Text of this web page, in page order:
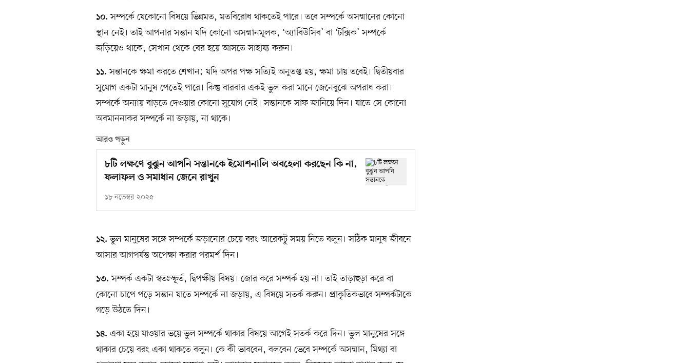
১০. সম্পর্কে যেকোনো বিষয়ে ভিন্নমত, মতবিরোধ থাকতেই পারে। তবে সম্পর্কে অসম্মানের কোনো
স্থান নেই। তাই আপনার সন্তান যদি কোনো অসম্মানমূলক, ‘অ্যাবিউসিব’ বা ‘টক্সিক’ সম্পর্কে
জড়িয়েও থাকে, সেখান থেকে বের হয়ে আসতে সাহায্য করুন।
১১. সন্তানকে ক্ষমা করতে শেখান; যদি অপর পক্ষ সত্যিই অনুতপ্ত হয়, ক্ষমা চায় তবেই। দ্বিতীয়বার
সুযোগ একটা মানুষ পেতেই পারে। কিন্তু বারবার একই ভুল করা মানে জেনেবুঝে অপরাধ করা।
সম্পর্কে অন্যায় বাড়তে দেওয়ার কোনো সুযোগ নেই। সন্তানকে সাফ জানিয়ে দিন। যাতে সে কোনো
অবমাননাকর সম্পর্কে না জড়ায়, না থাকে।
আরও পড়ুন
৮টি লক্ষণে বুঝুন আপনি সন্তানকে ইমোশনালি অবহেলা করছেন কি না,
ফলাফল ও সমাধান জেনে রাখুন
১৮ নভেম্বর ২০২৫
১২. ভুল মানুষের সঙ্গে সম্পর্কে জড়ানোর চেয়ে বরং আরেকটু সময় নিতে বলুন। সঠিক মানুষ জীবনে
আসার আগপর্যন্ত অপেক্ষা করার পরমর্শ দিন।
১৩. সম্পর্ক একটা স্বতঃস্ফূর্ত, দ্বিপক্ষীয় বিষয়। জোর করে সম্পর্ক হয় না। তাই তাড়াহুড়া করে বা
কোনো চাপে পড়ে সন্তান যাতে সম্পর্কে না জড়ায়, এ বিষয়ে সতর্ক করুন। প্রাকৃতিকভাবে সম্পর্কটাকে
গড়ে উঠতে দিন।
১৪. একা হয়ে যাওয়ার ভয়ে ভুল সম্পর্কে থাকার বিষয়ে আগেই সতর্ক করে দিন। ভুল মানুষের সঙ্গে
থাকার চেয়ে বরং একা থাকতে বলুন। কে কী ভাববেন, বলবেন ভেবে সম্পর্কে অসম্মান, মিথ্যা বা